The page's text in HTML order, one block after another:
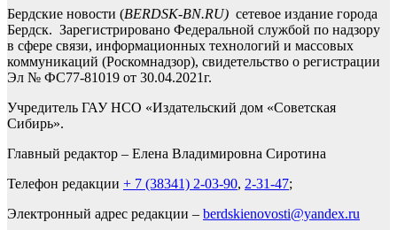
Бердские новости (BERDSK-BN.RU) сетевое издание города
Бердск. Зарегистрировано Федеральной службой по надзору
в сфере связи, информационных технологий и массовых
коммуникаций (Роскомнадзор), свидетельство о регистрации
Эл № ФС77-81019 от 30.04.2021г.
Учредитель ГАУ НСО «Издательский дом «Советская
Сибирь».
Главный редактор – Елена Владимировна Сиротина
Телефон редакции + 7 (38341) 2-03-90, 2-31-47;
Электронный адрес редакции – berdskienovosti@yandex.ru